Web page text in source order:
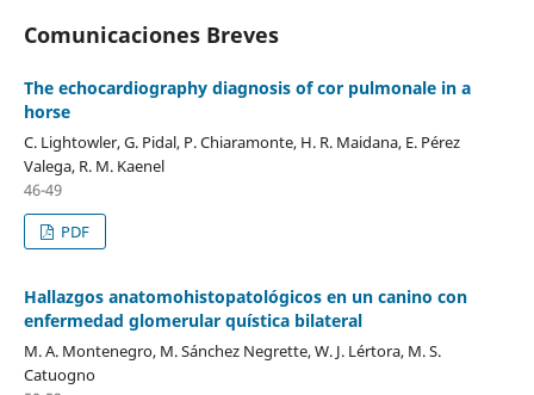
Comunicaciones Breves
The echocardiography diagnosis of cor pulmonale in a
horse
C. Lightowler, G. Pidal, P. Chiaramonte, H. R. Maidana, E. Pérez
Valega, R. M. Kaenel
46-49
PDF
Hallazgos anatomohistopatológicos en un canino con
enfermedad glomerular quística bilateral
M. A. Montenegro, M. Sánchez Negrette, W. J. Lértora, M. S.
Catuogno